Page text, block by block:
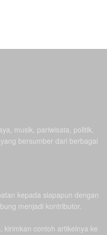
musik, pariwisata, politik,
bersumber dari berbagai
kepada siapapun dengan
menjadi kontributor.
kirimkan contoh artikelnya ke